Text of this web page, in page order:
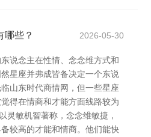
哪些？ 2026-05-30
说念主在性情、念念维方式和
星座并弗成皆备决定一个东说
山东时代商情网，但一些星座
得在情商和才能方面线路较为
灵敏机智著称，念念维敏捷，
较高的才能和情商。他们能快